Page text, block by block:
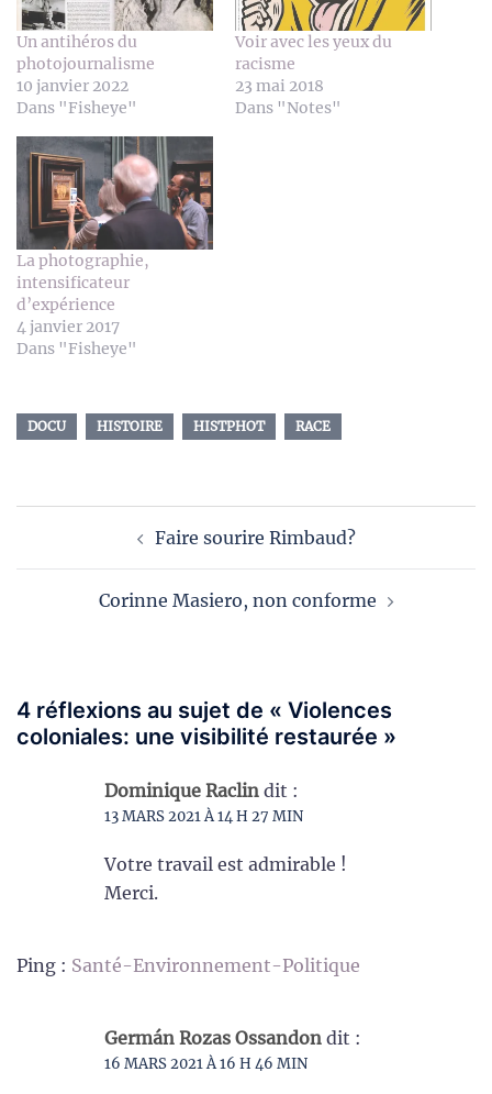
Un antihéros du
photojournalisme
10 janvier 2022
Dans "Fisheye"
Voir avec les yeux du
racisme
23 mai 2018
Dans "Notes"
La photographie,
intensificateur
d’expérience
4 janvier 2017
Dans "Fisheye"
DOCU HISTOIRE HISTPHOT RACE
Faire sourire Rimbaud?
Corinne Masiero, non conforme
4 réflexions au sujet de « Violences
coloniales: une visibilité restaurée »
Dominique Raclin dit :
13 MARS 2021 À 14 H 27 MIN
Votre travail est admirable !
Merci.
Ping : Santé-Environnement-Politique
Germán Rozas Ossandon dit :
16 MARS 2021 À 16 H 46 MIN